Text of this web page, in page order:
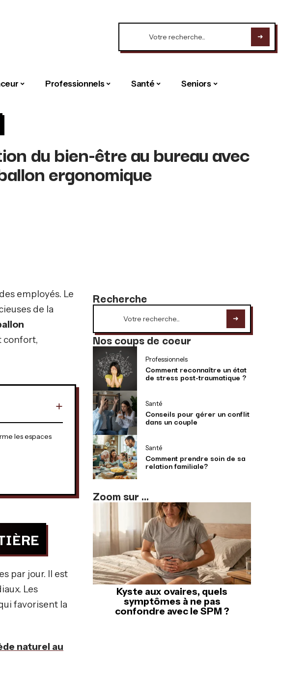
Professionnels Santé Seniors
du bien-être au bureau avec
ergonomique
des employés. Le
de la
confort,
les espaces
par jour. Il est
Les
favorisent la
naturel au
Recherche
Nos coups de coeur
Professionnels
Comment reconnaître un état
de stress post-traumatique ?
Santé
Conseils pour gérer un conflit
dans un couple
Santé
Comment prendre soin de sa
relation familiale?
Zoom sur ...
Kyste aux ovaires, quels
symptômes à ne pas
confondre avec le SPM ?